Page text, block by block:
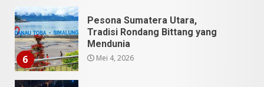
7
SUCI Season 11: Finalis Stand
Up Comedy KompasTV